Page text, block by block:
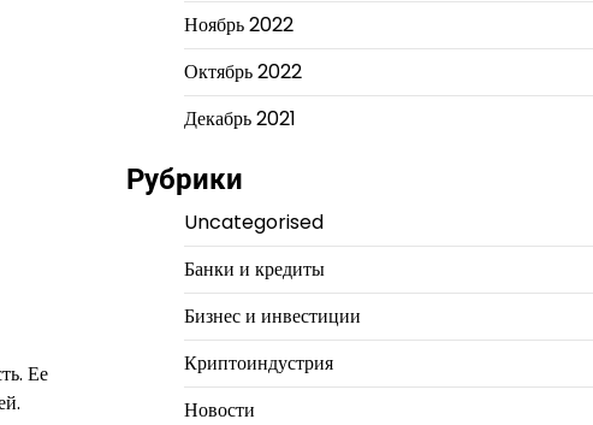
Ее
Ноябрь 2022
Октябрь 2022
Декабрь 2021
Рубрики
Uncategorised
Банки и кредиты
Бизнес и инвестиции
Криптоиндустрия
Новости